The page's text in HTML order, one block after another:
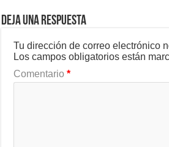
Deja una respuesta
Tu dirección de correo electrónico
Los campos obligatorios están
Comentario*